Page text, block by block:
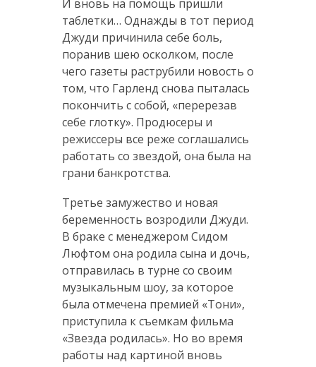
И вновь на помощь пришли
таблетки… Однажды в тот период
Джуди причинила себе боль,
поранив шею осколком, после
чего газеты раструбили новость о
том, что Гарленд снова пыталась
покончить с собой, «перерезав
себе глотку». Продюсеры и
режиссеры все реже соглашались
работать со звездой, она была на
грани банкротства.
Третье замужество и новая
беременность возродили Джуди.
В браке с менеджером Сидом
Люфтом она родила сына и дочь,
отправилась в турне со своим
музыкальным шоу, за которое
была отмечена премией «Тони»,
приступила к съемкам фильма
«Звезда родилась». Но во время
работы над картиной вновь